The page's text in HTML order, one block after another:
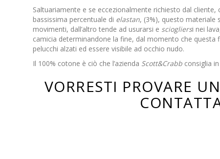
Saltuariamente e se eccezionalmente richiesto dal
bassissima percentuale di elastan, (3%), questo materiale
movimenti, dall’altro tende ad usurarsi e sciogliersi nei
camicia determinandone la fine, dal momento che
pelucchi alzati ed essere visibile ad occhio nudo.
Il 100% cotone è ciò che l’azienda Scott&Crabb consiglia
VORRESTI PROVARE